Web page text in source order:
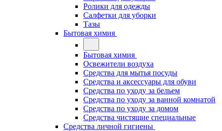
Ролики для одежды
Салфетки для уборки
Тазы
Бытовая химия
Бытовая химия
Освежители воздуха
Средства для мытья посуды
Средства и аксессуары для обуви
Средства по уходу за бельем
Средства по уходу за ванной комнатой
Средства по уходу за домом
Средства чистящие специальные
Средства личной гигиены